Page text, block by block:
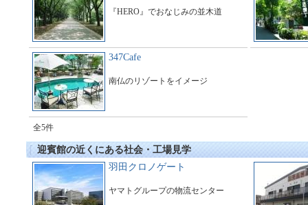
『HERO』でおなじみの並木道
347Cafe
南仏のリゾートをイメージ
全5件
迎賓館の近くにある社会・工場見学
羽田クロノゲート
ヤマトグループの物流センター